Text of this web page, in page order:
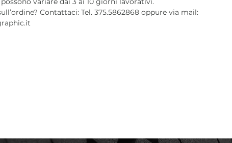
Contattaci: Tel. 375.5862868 oppure via mail: